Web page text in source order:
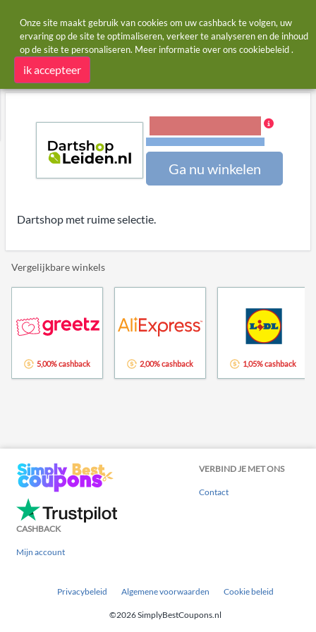
Startpagina Winkels Dartshop Leiden
Dartshop Leiden cashback
Ga nu winkelen
Dartshop met ruime selectie.
Vergelijkbare winkels
5,00% cashback 2,00% cashback 1,05% cashback
VERBIND JE MET ONS
Contact
CASHBACK
Mijn account
Privacybeleid Algemene voorwaarden Cookie beleid
©2026 SimplyBestCoupons.nl
Onze site maakt gebruik van cookies om uw cashback te volgen, uw
ervaring op de site te optimaliseren, verkeer te analyseren en de inhoud
op de site te personaliseren. Meer informatie over ons cookiebeleid.
ik accepteer